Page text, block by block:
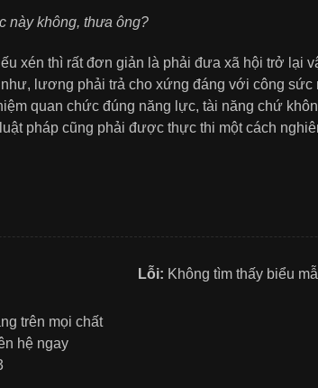
này không, thưa ông?
xén thì rất đơn giản là phải đưa xã hội trở lại
lương phải trả cho xứng đáng với công
quan chức đúng năng lực, tài năng chứ
pháp cũng phải được thực thi một cách
trên mọi chất
hệ ngay
Lỗi: Không tìm thấy biểu